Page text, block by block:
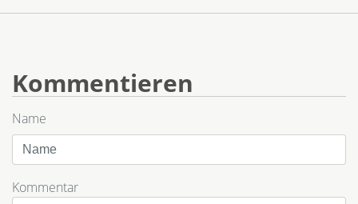
Kommentieren
Name
Kommentar